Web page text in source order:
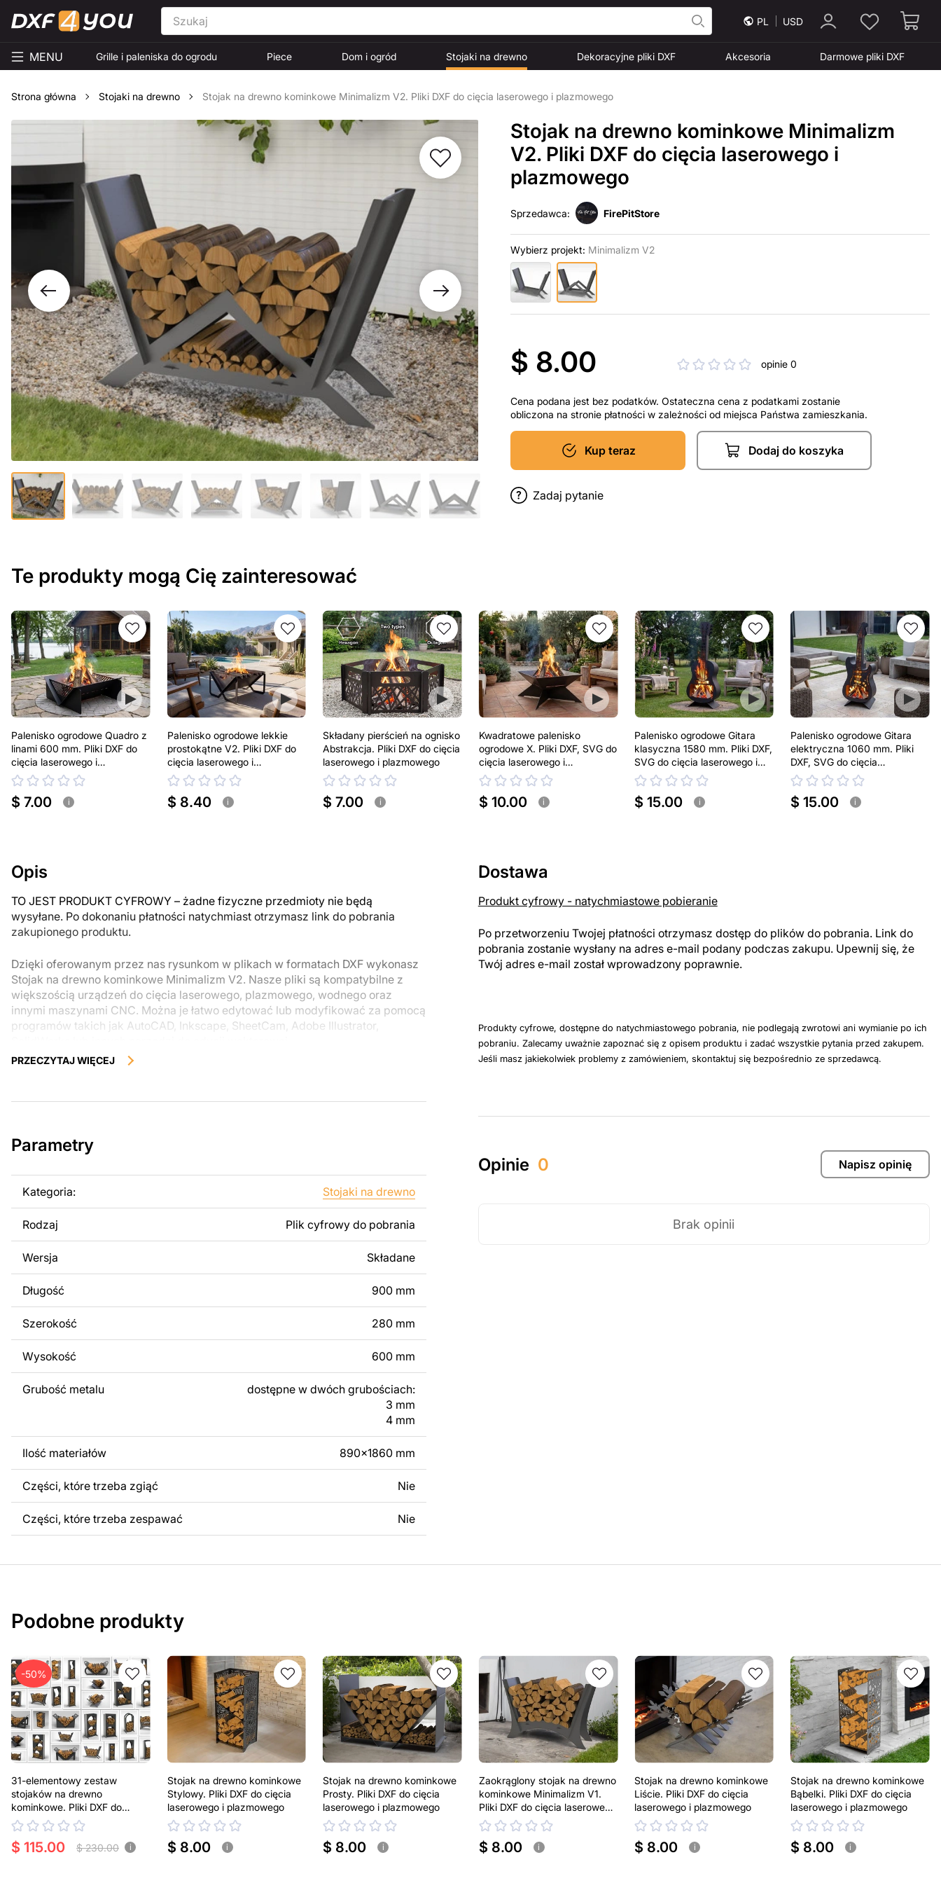
PL USD
MENU Grille i paleniska do ogrodu Piece Dom i ogród Stojaki na drewno Dekoracyjne pliki DXF Akcesoria Darmowe pliki DXF
Strona główna Stojaki na drewno Stojak na drewno kominkowe Minimalizm V2. Pliki DXF do cięcia laserowego i plazmowego
Stojak na drewno kominkowe Minimalizm
V2. Pliki DXF do cięcia laserowego i
plazmowego
Sprzedawca: FirePitStore
Wybierz projekt: Minimalizm V2
$ 8.00 opinie 0
Cena podana jest bez podatków. Ostateczna cena z podatkami zostanie
obliczona na stronie płatności w zależności od miejsca Państwa zamieszkania.
Kup teraz Dodaj do koszyka
Zadaj pytanie
Te produkty mogą Cię zainteresować
Palenisko ogrodowe Quadro z
linami 600 mm. Pliki DXF do
cięcia laserowego i
plazmowego
$ 7.00 i
Palenisko ogrodowe lekkie
prostokątne V2. Pliki DXF do
cięcia laserowego i
plazmowego
$ 8.40 i
Składany pierścień na ognisko
Abstrakcja. Pliki DXF do cięcia
laserowego i plazmowego
$ 7.00 i
Kwadratowe palenisko
ogrodowe X. Pliki DXF, SVG do
cięcia laserowego i
plazmowego
$ 10.00 i
Palenisko ogrodowe Gitara
klasyczna 1580 mm. Pliki DXF,
SVG do cięcia laserowego i
plazmowego
$ 15.00 i
Palenisko ogrodowe Gitara
elektryczna 1060 mm. Pliki
DXF, SVG do cięcia
laserowego i plazmowego
$ 15.00 i
Opis
TO JEST PRODUKT CYFROWY – żadne fizyczne przedmioty nie będą
wysyłane. Po dokonaniu płatności natychmiast otrzymasz link do pobrania
zakupionego produktu.
Dzięki oferowanym przez nas rysunkom w plikach w formatach DXF wykonasz
Stojak na drewno kominkowe Minimalizm V2. Nasze pliki są kompatybilne z
większością urządzeń do cięcia laserowego, plazmowego, wodnego oraz
innymi maszynami CNC. Można je łatwo edytować lub modyfikować za pomocą
programów takich jak AutoCAD, Inkscape, SheetCam, Adobe Illustrator,
zostały zaprojektowane z myślą o nowoczesnej estetyce i łatwym montażu, aby
Można używać tych plików do tworzenia gotowych produktów zarówno do
odsprzedaż lub udostępnianie oryginalnych bądź zmodyfikowanych plików jest
Za dodatkową opłatą możemy dostosować projekt poprzez dodanie tekstu,
obrazów lub logo Twojej firmy albo wprowadzenie innych modyfikacji według
Twoich potrzeb. Jeśli potrzebujesz indywidualnego projektu metalowego
produktu, skontaktuj się z nami.
Jeśli masz jakiekolwiek pytania lub potrzebujesz pomocy, skontaktuj się z nami
w dowolnym momencie – zawsze chętnie pomożemy.
PRZECZYTAJ WIĘCEJ
Parametry
Kategoria: Stojaki na drewno
Rodzaj Plik cyfrowy do pobrania
Wersja Składane
Długość 900 mm
Szerokość 280 mm
Wysokość 600 mm
Grubość metalu
dostępne w dwóch grubościach:
3 mm
4 mm
Ilość materiałów 890x1860 mm
Części, które trzeba zgiąć Nie
Części, które trzeba zespawać Nie
Dostawa
Produkt cyfrowy - natychmiastowe pobieranie
Po przetworzeniu Twojej płatności otrzymasz dostęp do plików do pobrania. Link do
pobrania zostanie wysłany na adres e-mail podany podczas zakupu. Upewnij się, że
Twój adres e-mail został wprowadzony poprawnie.
Produkty cyfrowe, dostępne do natychmiastowego pobrania, nie podlegają zwrotowi ani wymianie po ich
pobraniu. Zalecamy uważnie zapoznać się z opisem produktu i zadać wszystkie pytania przed zakupem.
Jeśli masz jakiekolwiek problemy z zamówieniem, skontaktuj się bezpośrednio ze sprzedawcą.
Opinie 0 Napisz opinię
Brak opinii
Podobne produkty
-50%
31-elementowy zestaw
stojaków na drewno
kominkowe. Pliki DXF do
cięcia laserowego i
plazmowego
$ 115.00 $ 230.00 i
Stojak na drewno kominkowe
Stylowy. Pliki DXF do cięcia
laserowego i plazmowego
$ 8.00 i
Stojak na drewno kominkowe
Prosty. Pliki DXF do cięcia
laserowego i plazmowego
$ 8.00 i
Zaokrąglony stojak na drewno
kominkowe Minimalizm V1.
Pliki DXF do cięcia laserowego
i plazmowego
$ 8.00 i
Stojak na drewno kominkowe
Liście. Pliki DXF do cięcia
laserowego i plazmowego
$ 8.00 i
Stojak na drewno kominkowe
Bąbelki. Pliki DXF do cięcia
laserowego i plazmowego
$ 8.00 i